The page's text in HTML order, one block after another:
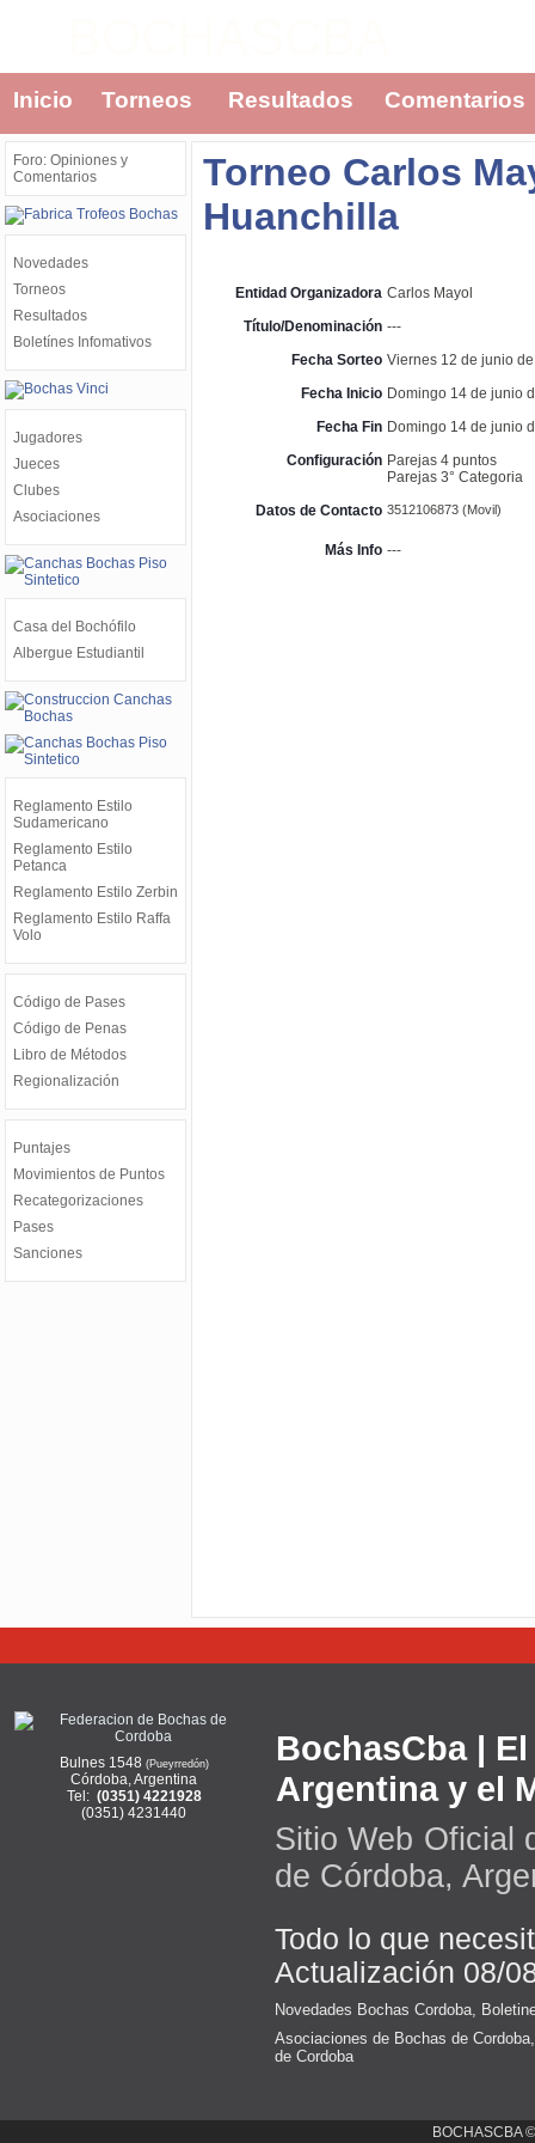
Inicio Torneos Resultados Comentarios
Foro: Opiniones y
Comentarios
Novedades
Torneos
Resultados
Boletínes Infomativos
Jugadores
Jueces
Clubes
Asociaciones
Casa del Bochófilo
Albergue Estudiantil
Reglamento Estilo
Sudamericano
Reglamento Estilo
Petanca
Reglamento Estilo Zerbin
Reglamento Estilo Raffa
Volo
Código de Pases
Código de Penas
Libro de Métodos
Regionalización
Puntajes
Movimientos de Puntos
Recategorizaciones
Pases
Sanciones
Torneo Carlos
Huanchilla
Entidad Organizadora Carlos Mayol
Título/Denominación ---
Fecha Sorteo Viernes 12 de junio
Fecha Inicio Domingo 14 de junio
Fecha Fin Domingo 14 de junio
Configuración Parejas 4 puntos
Parejas 3° Categoria
Datos de Contacto 3512106873 (Movil)
Más Info ---
Bulnes 1548 (Pueyrredón)
Córdoba, Argentina
Tel: (0351) 4221928
(0351) 4231440
BochasCba |
Argentina y el
Sitio Web Oficial
de Córdoba,
Todo lo que
Actualización 08/
Novedades Bochas Cordoba
Asociaciones de Bochas de Cordoba
de Cordoba
BOCHASCBA